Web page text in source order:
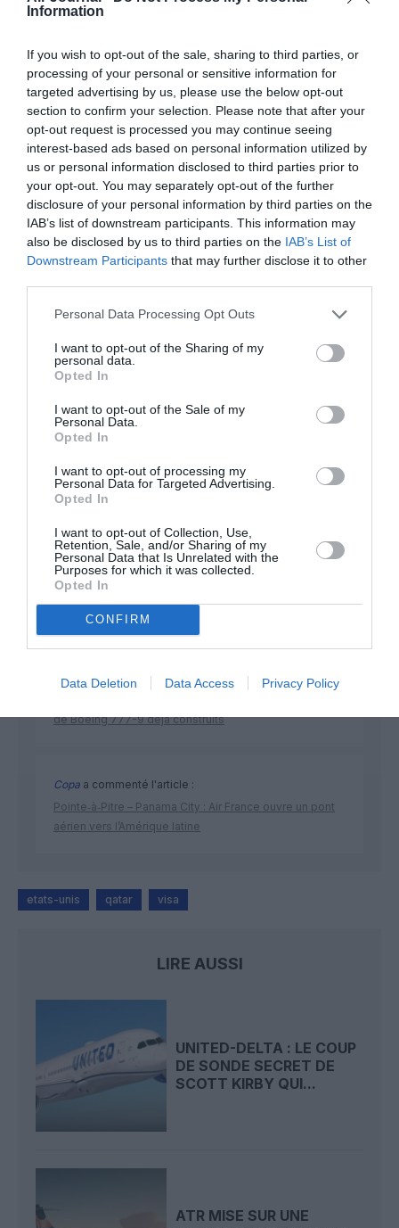
Information
If you wish to opt-out of the sale, sharing to third parties, or
processing of your personal or sensitive information for
targeted advertising by us, please use the below opt-out
section to confirm your selection. Please note that after your
opt-out request is processed you may continue seeing
interest-based ads based on personal information utilized by
us or personal information disclosed to third parties prior to
your opt-out. You may separately opt-out of the further
disclosure of your personal information by third parties on the
IAB’s list of downstream participants. This information may
also be disclosed by us to third parties on the IAB’s List of
Downstream Participants that may further disclose it to other
Personal Data Processing Opt Outs
I want to opt-out of the Sharing of my
personal data.
Opted In
I want to opt-out of the Sale of my
Personal Data.
Opted In
I want to opt-out of processing my
Personal Data for Targeted Advertising.
Opted In
I want to opt-out of Collection, Use,
Retention, Sale, and/or Sharing of my
Personal Data that Is Unrelated with the
Purposes for which it was collected.
Opted In
CONFIRM
Data Deletion Data Access Privacy Policy
FacebookTwitterPinterestLinkedInEmail Print
Aucun commentaire !
LAISSER UN COMMENTAIRE
Appel aux lecteurs !
Soutenez Air Journal participez
DERNIERS COMMENTAIRES
Djm
a commenté l'article :
de Boeing 777-9 déjà construits
Copa a commenté l'article :
Pointe‑à‑Pitre – Panama City : Air France ouvre un pont
aérien vers l’Amérique latine
etats-unis qatar visa
LIRE AUSSI
UNITED-DELTA : LE COUP
DE SONDE SECRET DE
SCOTT KIRBY QUI...
ATR MISE SUR UNE